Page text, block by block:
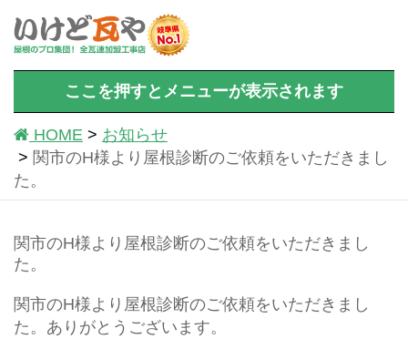
ここを押すとメニューが表示されます
HOME
お知らせ
関市のH様より屋根診断のご依頼をいただきまし
た。
関市のH様より屋根診断のご依頼をいただきまし
た。
関市のH様より屋根診断のご依頼をいただきまし
た。ありがとうございます。